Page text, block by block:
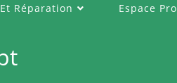
Réparation Espace Pro